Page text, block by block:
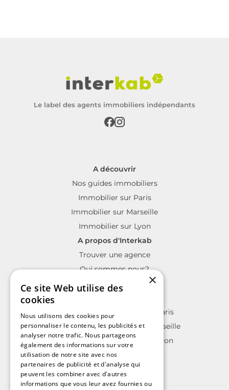
Le label des agents immobiliers indépendants
A découvrir
Nos guides immobiliers
Immobilier sur Paris
Immobilier sur Marseille
Immobilier sur Lyon
A propos d'Interkab
Trouver une agence
Qui sommes nous?
La charte Interkab
Annonces immobilières sur Paris
Annonces immobilières sur Marseille
Annonces immobilières sur Lyon
×
Ce site Web utilise des
cookies
Nous utilisons des cookies pour
personnaliser le contenu, les publicités et
analyser notre trafic. Nous partageons
également des informations sur votre
utilisation de notre site avec nos
partenaires de publicité et d'analyse qui
peuvent les combiner avec d'autres
informations que vous leur avez fournies ou